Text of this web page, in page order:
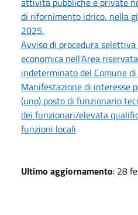
di rifornimento idrico, nella
2025.
Avviso di procedura
economica nell'Area
indeterminato del Comune
Manifestazione di interesse
(uno) posto di funzionario
dei funzionari/elevata
funzioni locali
Ultimo aggiornamento: 28